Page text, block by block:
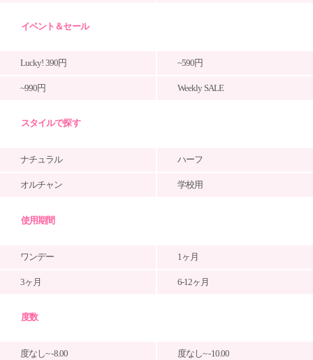
イベント＆セール
Lucky! 390円 ~590円
~990円 Weekly SALE
スタイルで探す
ナチュラル ハーフ
オルチャン 学校用
使用期間
ワンデー 1ヶ月
3ヶ月 6-12ヶ月
度数
度なし~ -8.00 度なし~ -10.00